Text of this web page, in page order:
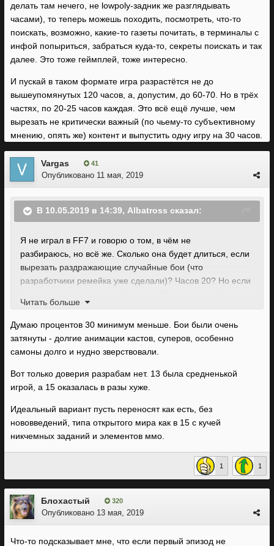
делать там нечего, не lowpoly-задник же разглядывать
часами), то теперь можешь походить, посмотреть, что-то
поискать, возможно, какие-то газеты почитать, в терминалы с
инфой попыриться, забраться куда-то, секреты поискать и так
далее. Это тоже геймплей, тоже интересно.
И пускай в таком формате игра разрастётся не до
вышеупомянутых 120 часов, а, допустим, до 60-70. Но в трёх
частях, по 20-25 часов каждая. Это всё ещё лучше, чем
вырезать не критически важный (по чьему-то субъективному
мнению, опять же) контент и выпустить одну игру на 30 часов.
Vargas 41
Опубликовано 11 мая, 2019
В 10.05.2019 в 14:39, Albatross сказал:
Я не играл в FF7 и говорю о том, в чём не
разбираюсь, но всё же. Сколько она будет длиться, если
вырезать раздражающие случайные бои (что
разработчики ремейка уже сделали)? Часов 20? Но если
озвучкой, то тогда их решение понятно.
Читать больше
Думаю процентов 30 минимум меньше. Бои были очень
затянуты - долгие анимации кастов, суперов, особенно
самоны долго и нудно зверствовали.
Вот только доверия разрабам нет. 13 была средненькой
игрой, а 15 оказалась в разы хуже.
Идеальный вариант пусть переносят как есть, без
нововведений, типа открытого мира как в 15 с кучей
никчемных заданий и элементов ммо.
1 1
Блохастый 320
Опубликовано 13 мая, 2019
Что-то подсказывает мне, что если первый эпизод не